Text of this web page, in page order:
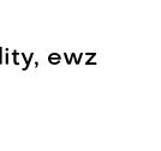
ewz